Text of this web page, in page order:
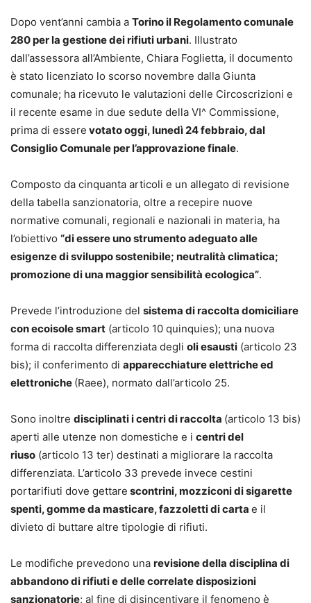
Dopo vent’anni cambia a Torino il Regolamento comunale
280 per la gestione dei rifiuti urbani. Illustrato
dall’assessora all’Ambiente, Chiara Foglietta, il documento
è stato licenziato lo scorso novembre dalla Giunta
comunale; ha ricevuto le valutazioni delle Circoscrizioni e
il recente esame in due sedute della VI^ Commissione,
prima di essere votato oggi, lunedì 24 febbraio, dal
Consiglio Comunale per l’approvazione finale.
Composto da cinquanta articoli e un allegato di revisione
della tabella sanzionatoria, oltre a recepire nuove
normative comunali, regionali e nazionali in materia, ha
l’obiettivo “di essere uno strumento adeguato alle
esigenze di sviluppo sostenibile; neutralità climatica;
promozione di una maggior sensibilità ecologica”.
Prevede l’introduzione del sistema di raccolta domiciliare
con ecoisole smart (articolo 10 quinquies); una nuova
forma di raccolta differenziata degli oli esausti (articolo 23
bis); il conferimento di apparecchiature elettriche ed
elettroniche (Raee), normato dall’articolo 25.
Sono inoltre disciplinati i centri di raccolta (articolo 13 bis)
aperti alle utenze non domestiche e i centri del
riuso (articolo 13 ter) destinati a migliorare la raccolta
differenziata. L’articolo 33 prevede invece cestini
portarifiuti dove gettare scontrini, mozziconi di sigarette
spenti, gomme da masticare, fazzoletti di carta e il
divieto di buttare altre tipologie di rifiuti.
Le modifiche prevedono una revisione della disciplina di
abbandono di rifiuti e delle correlate disposizioni
sanzionatorie; al fine di disincentivare il fenomeno è